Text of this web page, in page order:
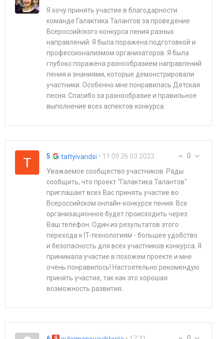
Я хочу принять участие в благодарности
команде Галактика Талантов за проведение
Всероссийского конкурса пения разных
направлений. Я была поражена подготовкой и
профессионализмом организаторов. Я была
глубоко поражена разнообразием направлений
пения и знаниями, которые демонстрировали
участники. Особенно мне понравилась Детская
песня. Спасибо за разнообразие и правильное
выполнение всех аспектов конкурса.
0
5 tattyivandsi • 11:09 26.03.2023
Уважаемое сообщество участников. Рады
сообщить, что проект "Галактика Талантов"
приглашает всех Вас принять участие во
Всероссийском онлайн-конкурсе пения. Все
организационное будет происходить через
Ваш телефон. Один из результатов этого
перехода к IT-технологиям - большее удобство
и безопасность для всех участников конкурса. Я
принимала участие в похожем проекте и мне
очень понравилось! Настоятельно рекомендую
принять участие, так как это хорошая
возможность развития.